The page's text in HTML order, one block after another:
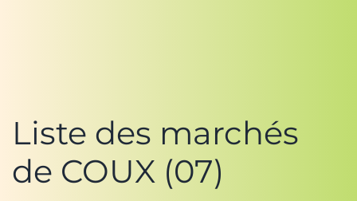
Liste des marchés
de COUX (07)